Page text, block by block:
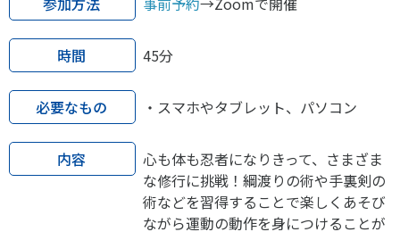
時間 45分
必要なもの ・スマホやタブレット、パソコン
内容
心も体も忍者になりきって、さまざま
な修行に挑戦！綱渡りの術や手裏剣の
術などを習得することで楽しくあそび
ながら運動の動作を身につけることが